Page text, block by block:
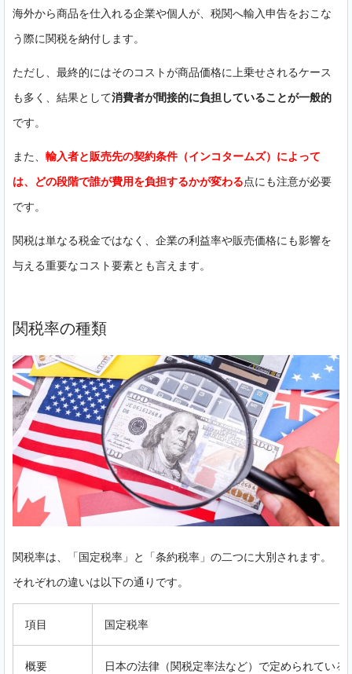
海外から商品を仕入れる企業や個人が、税関へ輸入申告をおこな
う際に関税を納付します。
ただし、最終的にはそのコストが商品価格に上乗せされるケース
も多く、結果として消費者が間接的に負担していることが一般的
です。
また、 輸入者と販売先の契約条件（インコタームズ）によって
は、どの段階で誰が費用を負担するかが変わる点にも注意が必要
です。
関税は単なる税金ではなく、企業の利益率や販売価格にも影響を
与える重要なコスト要素とも言えます。
関税率の種類
関税率は、「国定税率」と「条約税率」の二つに大別されます。
それぞれの違いは以下の通りです。
項目 国定税率
概要 日本の法律（関税定率法など）で定められている